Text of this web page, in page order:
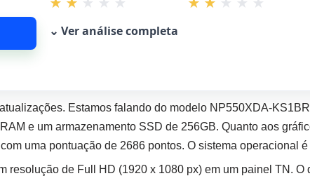
⌄ Ver análise completa
Estamos falando do modelo NP550XDA-
e um armazenamento SSD de 256GB. Quanto aos
uma pontuação de 2686 pontos. O sistema operacional
resolução de Full HD (1920 x 1080 px) em um painel TN. O